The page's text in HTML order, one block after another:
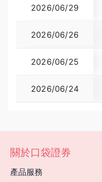
2026/06/29
2026/06/26
2026/06/25
2026/06/24
關於口袋證券
產品服務